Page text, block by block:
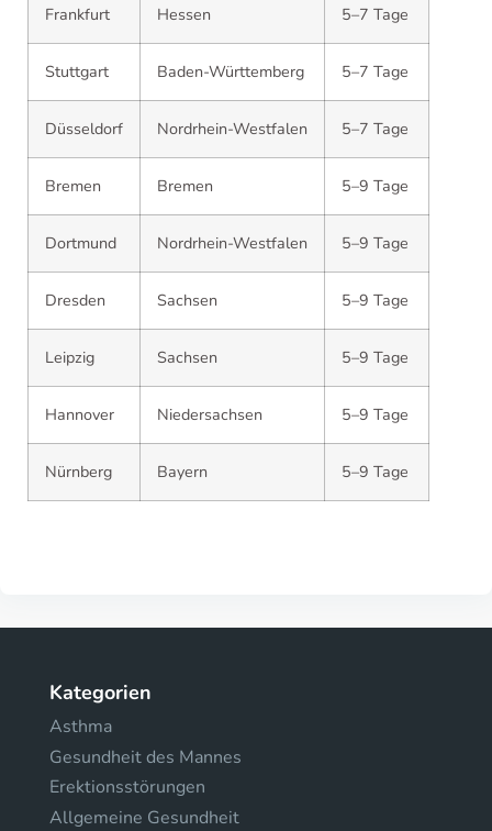
Frankfurt Hessen 5–7 Tage
Stuttgart Baden-Württemberg 5–7 Tage
Düsseldorf Nordrhein-Westfalen 5–7 Tage
Bremen Bremen 5–9 Tage
Dortmund Nordrhein-Westfalen 5–9 Tage
Dresden Sachsen 5–9 Tage
Leipzig Sachsen 5–9 Tage
Hannover Niedersachsen 5–9 Tage
Nürnberg Bayern 5–9 Tage
Kategorien
Asthma
Gesundheit des Mannes
Erektionsstörungen
Allgemeine Gesundheit